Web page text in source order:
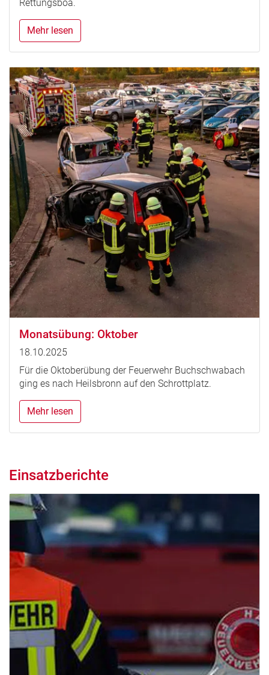
Rettungsboa.
Mehr lesen
Monatsübung: Oktober
18.10.2025
Für die Oktoberübung der Feuerwehr Buchschwabach
ging es nach Heilsbronn auf den Schrottplatz.
Mehr lesen
Einsatzberichte